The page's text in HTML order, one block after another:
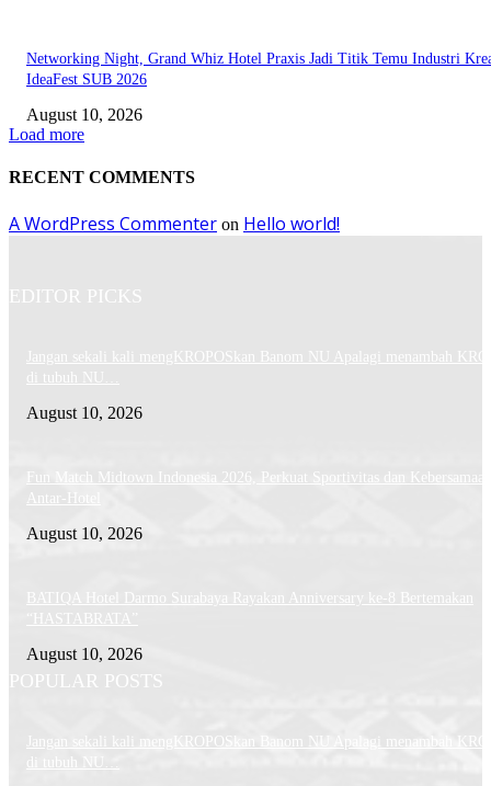
Networking Night, Grand Whiz Hotel Praxis Jadi Titik Temu Industri
IdeaFest SUB 2026
August 10, 2026
Load more
RECENT COMMENTS
A WordPress Commenter on Hello world!
EDITOR PICKS
Jangan sekali kali mengKROPOSkan Banom NU Apalagi menambah
di tubuh NU…
August 10, 2026
Fun Match Midtown Indonesia 2026, Perkuat Sportivitas dan Kebersamaan
Antar-Hotel
August 10, 2026
BATIQA Hotel Darmo Surabaya Rayakan Anniversary ke-8 Bertemakan
“HASTABRATA”
August 10, 2026
POPULAR POSTS
Jangan sekali kali mengKROPOSkan Banom NU Apalagi menambah
di tubuh NU…